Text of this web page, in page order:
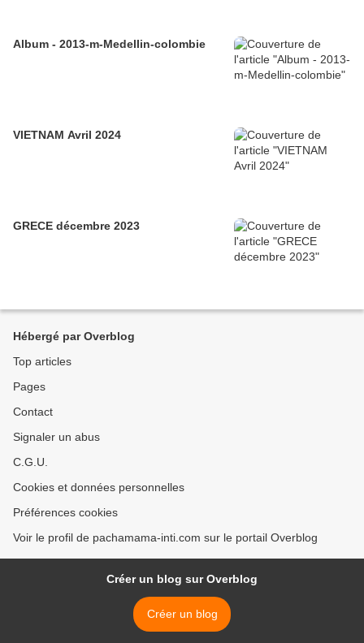
Album - 2013-m-Medellin-colombie
VIETNAM Avril 2024
GRECE décembre 2023
Hébergé par Overblog
Top articles
Pages
Contact
Signaler un abus
C.G.U.
Cookies et données personnelles
Préférences cookies
Voir le profil de pachamama-inti.com sur le portail Overblog
Créer un blog sur Overblog
Créer un blog